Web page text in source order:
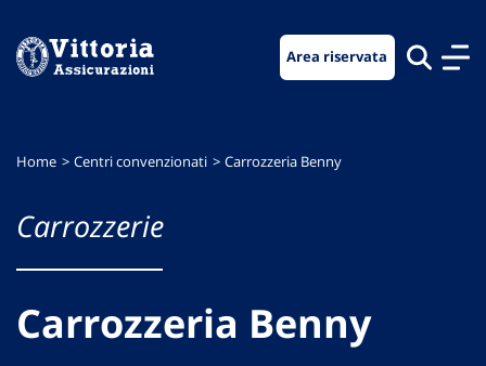
menu
contenuto
footer
Area riservata
Home Centri convenzionati Carrozzeria Benny
Carrozzerie
Carrozzeria Benny